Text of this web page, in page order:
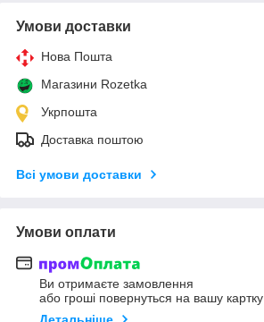
Умови доставки
Нова Пошта
Магазини Rozetka
Укрпошта
Доставка поштою
Всі умови доставки
Умови оплати
Ви отримаєте замовлення
або гроші повернуться на вашу картку